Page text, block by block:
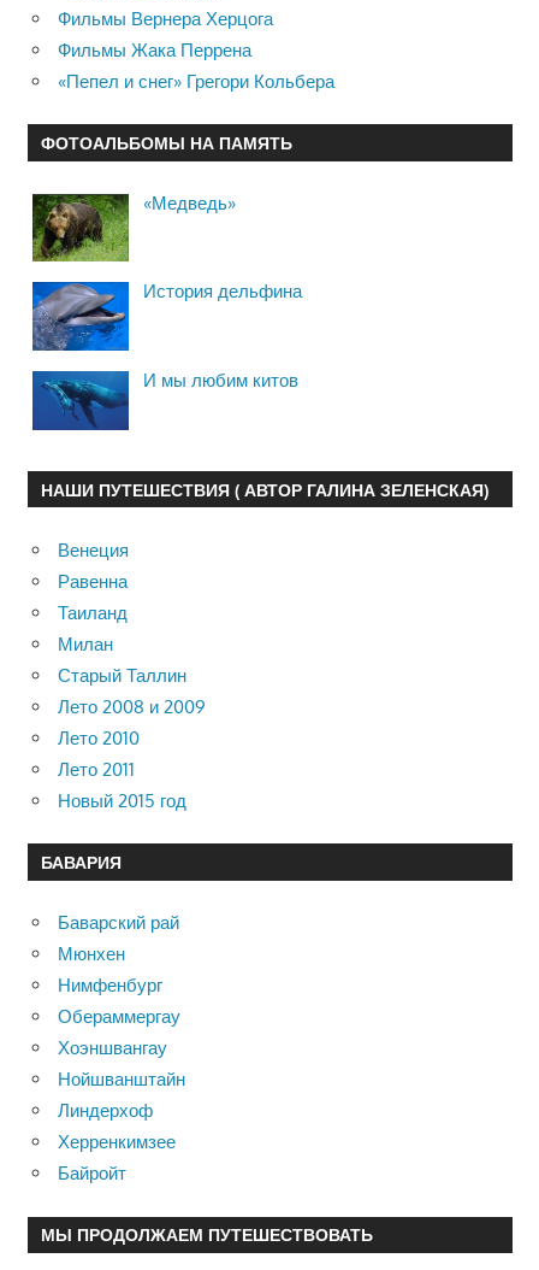
Фильмы Вернера Херцога
Фильмы Жака Перрена
«Пепел и снег» Грегори Кольбера
ФОТОАЛЬБОМЫ НА ПАМЯТЬ
«Медведь»
История дельфина
И мы любим китов
НАШИ ПУТЕШЕСТВИЯ ( АВТОР ГАЛИНА ЗЕЛЕНСКАЯ)
Венеция
Равенна
Таиланд
Милан
Старый Таллин
Лето 2008 и 2009
Лето 2010
Лето 2011
Новый 2015 год
БАВАРИЯ
Баварский рай
Мюнхен
Нимфенбург
Обераммергау
Хоэншвангау
Нойшванштайн
Линдерхоф
Херренкимзее
Байройт
МЫ ПРОДОЛЖАЕМ ПУТЕШЕСТВОВАТЬ